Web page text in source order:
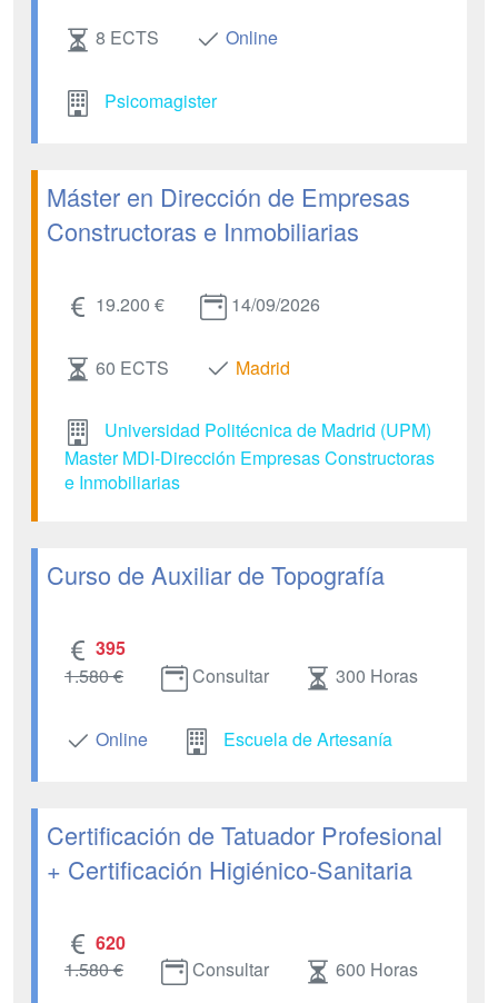
8 ECTS Online
Psicomagister
Máster en Dirección de Empresas
Constructoras e Inmobiliarias
19.200 € 14/09/2026
60 ECTS Madrid
Universidad Politécnica de Madrid (UPM)
Master MDI-Dirección Empresas Constructoras
e Inmobiliarias
Curso de Auxiliar de Topografía
395
1.580 €
Consultar 300 Horas
Online Escuela de Artesanía
Certificación de Tatuador Profesional
+ Certificación Higiénico-Sanitaria
620
1.580 €
Consultar 600 Horas